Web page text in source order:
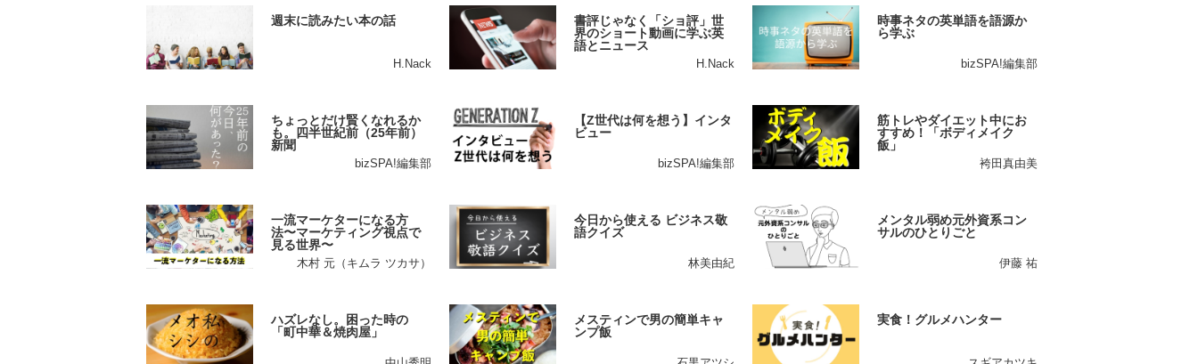
週末に読みたい本の話
H.Nack
書評じゃなく「ショ評」世
界のショート動画に学ぶ英
語とニュース
H.Nack
時事ネタの英単語を語源か
ら学ぶ
bizSPA!編集部
ちょっとだけ賢くなれるか
も。四半世紀前（25年前）
新聞
bizSPA!編集部
【Z世代は何を想う】インタ
ビュー
bizSPA!編集部
筋トレやダイエット中にお
すすめ！「ボディメイク
飯」
袴田真由美
一流マーケターになる方
法〜マーケティング視点で
見る世界〜
木村 元（キムラ ツカサ）
今日から使える ビジネス敬
語クイズ
林美由紀
メンタル弱め元外資系コン
サルのひとりごと
伊藤 祐
ハズレなし。困った時の
「町中華＆焼肉屋」
メスティンで男の簡単キャ
ンプ飯
実食！グルメハンター